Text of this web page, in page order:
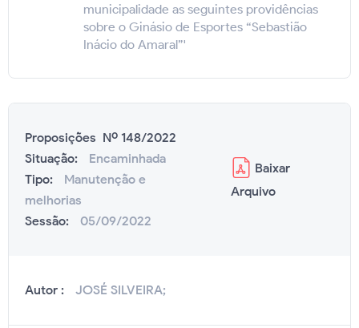
municipalidade as seguintes providências
sobre o Ginásio de Esportes “Sebastião
Inácio do Amaral”'
Proposições Nº 148/2022
Situação:
Encaminhada
Tipo:
Manutenção e
melhorias
Sessão:
05/09/2022
Baixar
Arquivo
Autor : JOSÉ SILVEIRA;